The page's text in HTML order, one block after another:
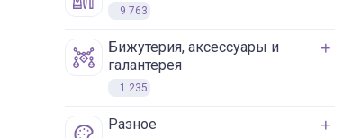
9 763
бижутерия, аксессуары и
галантерея
1 235
разное